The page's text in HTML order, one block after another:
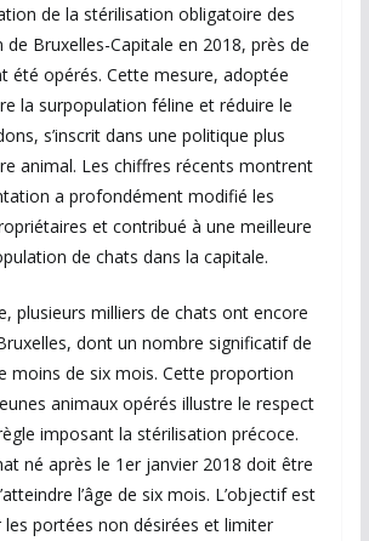
de la stérilisation obligatoire des
de Bruxelles-Capitale en 2018, près de
été opérés. Cette mesure, adoptée
la surpopulation féline et réduire le
s’inscrit dans une politique plus
animal. Les chiffres récents montrent
a profondément modifié les
et contribué à une meilleure
de chats dans la capitale.
plusieurs milliers de chats ont encore
dont un nombre significatif de
moins de six mois. Cette proportion
animaux opérés illustre le respect
imposant la stérilisation précoce.
né après le 1er janvier 2018 doit être
l’âge de six mois. L’objectif est
les portées non désirées et limiter